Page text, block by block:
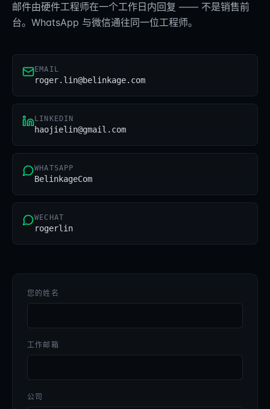
邮件由硬件工程师在一个工作日内回复 —— 不是销售前
台。WhatsApp 与微信通往同一位工程师。
EMAIL
roger.lin@belinkage.com
LINKEDIN
haojielin@gmail.com
WHATSAPP
BelinkageCom
WECHAT
rogerlin
您的姓名
工作邮箱
公司